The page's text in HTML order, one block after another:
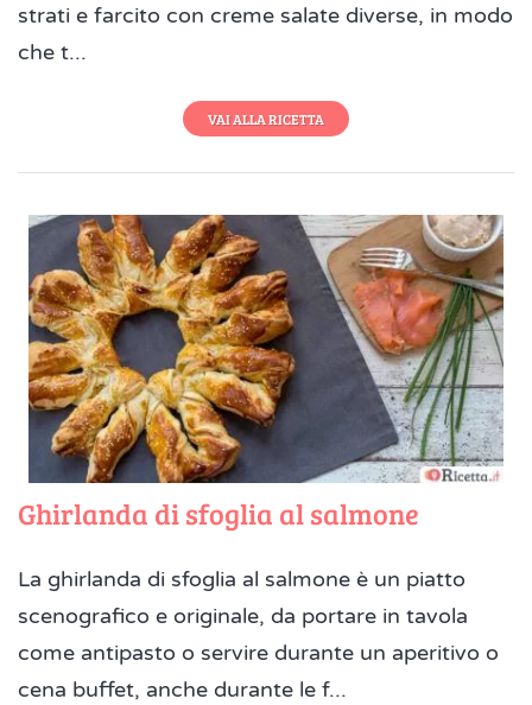
strati e farcito con creme salate diverse, in modo
che t...
VAI ALLA RICETTA
Ghirlanda di sfoglia al salmone
La ghirlanda di sfoglia al salmone è un piatto
scenografico e originale, da portare in tavola
come antipasto o servire durante un aperitivo o
cena buffet, anche durante le f...